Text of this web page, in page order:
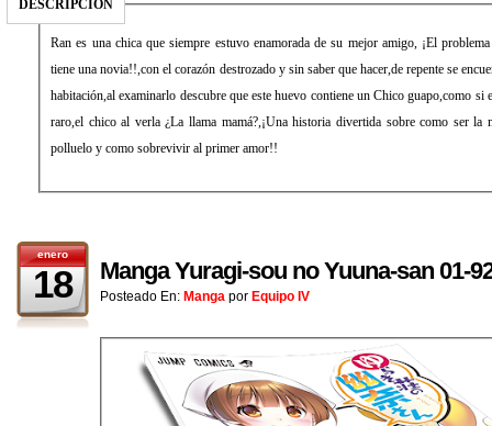
DESCRIPCIÓN
Ran es una chica que siempre estuvo enamorada de su mejor amigo, ¡El
tiene una novia!!,con el corazón destrozado y sin saber que hacer,de repente se
habitación,al examinarlo descubre que este huevo contiene un Chico guapo,como si
raro,el chico al verla ¿La llama mamá?,¡Una historia divertida sobre como ser la
polluelo y como sobrevivir al primer amor!!
enero
18 Manga Yuragi-sou no Yuuna-san 01-
Posteado En: Manga por Equipo IV